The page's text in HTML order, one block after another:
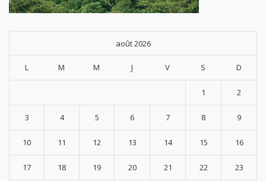
août 2026
L M M J V S D
1 2
3 4 5 6 7 8 9
10 11 12 13 14 15 16
17 18 19 20 21 22 23